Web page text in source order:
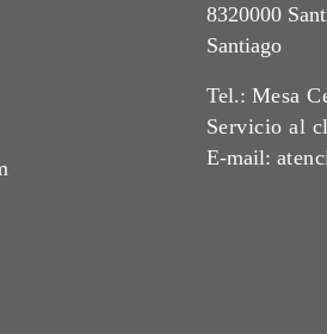
8320000
Santiago
Tel.: Mesa
Servicio al
E-mail: